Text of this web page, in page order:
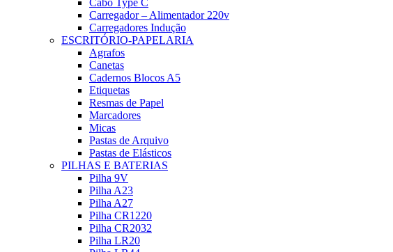
Carregador – Alimentador 220v
Carregadores Indução
ESCRITÓRIO-PAPELARIA
Agrafos
Canetas
Cadernos Blocos A5
Etiquetas
Resmas de Papel
Marcadores
Micas
Pastas de Arquivo
Pastas de Elásticos
PILHAS E BATERIAS
Pilha 9V
Pilha A23
Pilha A27
Pilha CR1220
Pilha CR2032
Pilha LR20